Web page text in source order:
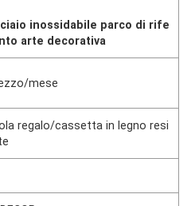
inossidabile parco di rife
arte decorativa
mese
regalo/cassetta in legno resi